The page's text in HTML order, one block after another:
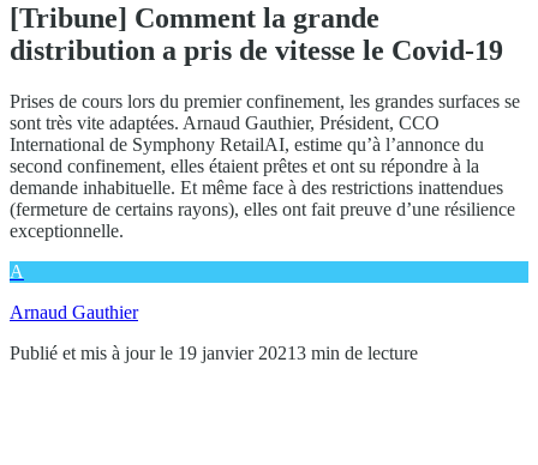
[Tribune] Comment la grande
distribution a pris de vitesse le Covid-19
Prises de cours lors du premier confinement, les grandes surfaces se
sont très vite adaptées. Arnaud Gauthier, Président, CCO
International de Symphony RetailAI, estime qu’à l’annonce du
second confinement, elles étaient prêtes et ont su répondre à la
demande inhabituelle. Et même face à des restrictions inattendues
(fermeture de certains rayons), elles ont fait preuve d’une résilience
exceptionnelle.
A
Arnaud Gauthier
Publié et mis à jour le 19 janvier 20213 min de lecture